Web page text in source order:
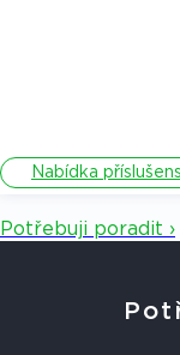
Nabídka
Potřebuji poradit ›